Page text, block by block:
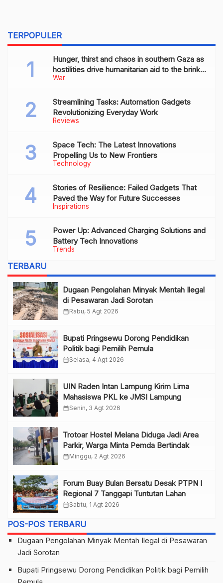
TERPOPULER
War
Hunger, thirst and chaos in southern Gaza as
hostilities drive humanitarian aid to the brink
of collapse
Reviews
Streamlining Tasks: Automation Gadgets
Revolutionizing Everyday Work
Technology
Space Tech: The Latest Innovations
Propelling Us to New Frontiers
Inspirations
Stories of Resilience: Failed Gadgets That
Paved the Way for Future Successes
Trends
Power Up: Advanced Charging Solutions and
Battery Tech Innovations
TERBARU
Dugaan Pengolahan Minyak Mentah Ilegal
di Pesawaran Jadi Sorotan
calendar_monthRabu, 5 Agt 2026
Bupati Pringsewu Dorong Pendidikan
Politik bagi Pemilih Pemula
calendar_monthSelasa, 4 Agt 2026
UIN Raden Intan Lampung Kirim Lima
Mahasiswa PKL ke JMSI Lampung
calendar_monthSenin, 3 Agt 2026
Trotoar Hostel Melana Diduga Jadi Area
Parkir, Warga Minta Pemda Bertindak
calendar_monthMinggu, 2 Agt 2026
Forum Buay Bulan Bersatu Desak PTPN I
Regional 7 Tanggapi Tuntutan Lahan
calendar_monthSabtu, 1 Agt 2026
POS-POS TERBARU
Dugaan Pengolahan Minyak Mentah Ilegal di Pesawaran
Jadi Sorotan
Bupati Pringsewu Dorong Pendidikan Politik bagi Pemilih